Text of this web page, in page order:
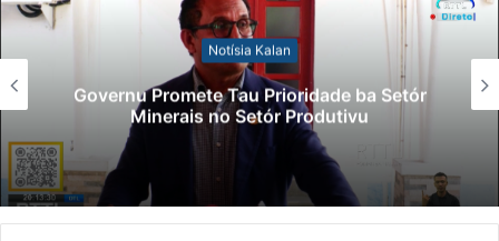
Notísia Kalan
Governu Promete Tau Prioridade ba Setór
Minerais no Setór Produtivu